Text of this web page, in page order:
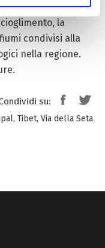
– dalla
la
condivisi alla
nella regione.
su:
, Tibet, Via della Seta